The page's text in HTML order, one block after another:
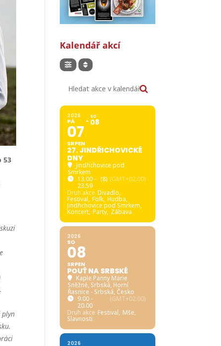
53
plyn
Kalendář akcí
2026
PÁ
07
SRPEN
SO
08
27. JINDŘICHOVICKÉ
DNY
Jindřichovice pod
Smrkem
13.00 -
23.59
(8) (GMT+02:00)
Druh akce Divadlo,
Festival, Folk, Hudba,
Jindřichovice pod Smrkem,
Koncert, Party, Zábava
2026
SO
08
SRPEN
POUŤ NA SRBSKÉ
Kaple Panny Marie
Sněžné, Srbská, Horní
Řasnice - Srbská, Česko
9.00 -
20.00
(GMT+02:00)
Druh akce Festival, Mše,
Slavnosti
2026